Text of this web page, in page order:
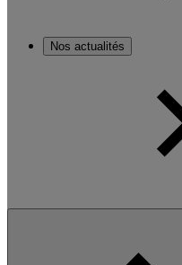
Nos actualités